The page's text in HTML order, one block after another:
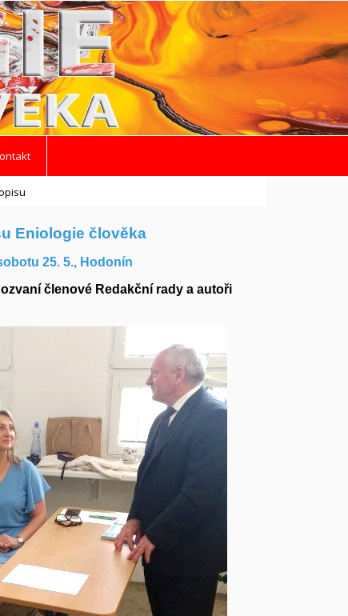
Eniologie člověka
25. 5., Hodonín
členové Redakční rady a autoři